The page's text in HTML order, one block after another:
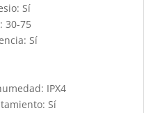
Sí
30-75
Sí
IPX4
Sí